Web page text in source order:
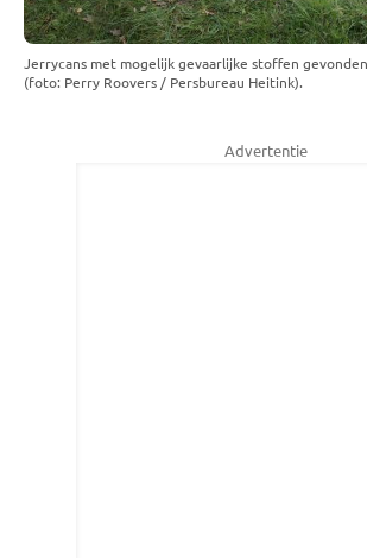
Jerrycans met mogelijk gevaarlijke stoffen
(foto: Perry Roovers / Persbureau Heitink).
Advertentie